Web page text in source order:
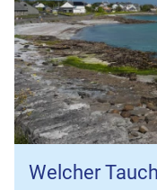
Welcher